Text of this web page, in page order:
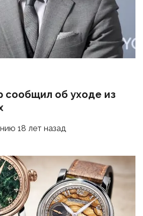
сообщил об уходе из
18 лет назад